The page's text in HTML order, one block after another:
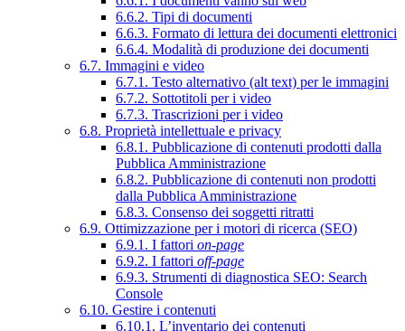
6.6.2. Tipi di documenti
6.6.3. Formato di lettura dei documenti elettronici
6.6.4. Modalità di produzione dei documenti
6.7. Immagini e video
6.7.1. Testo alternativo (alt text) per le immagini
6.7.2. Sottotitoli per i video
6.7.3. Trascrizioni per i video
6.8. Proprietà intellettuale e privacy
6.8.1. Pubblicazione di contenuti prodotti dalla
Pubblica Amministrazione
6.8.2. Pubblicazione di contenuti non prodotti
dalla Pubblica Amministrazione
6.8.3. Consenso dei soggetti ritratti
6.9. Ottimizzazione per i motori di ricerca (SEO)
6.9.1. I fattori on-page
6.9.2. I fattori off-page
6.9.3. Strumenti di diagnostica SEO: Search
Console
6.10. Gestire i contenuti
6.10.1. L’inventario dei contenuti